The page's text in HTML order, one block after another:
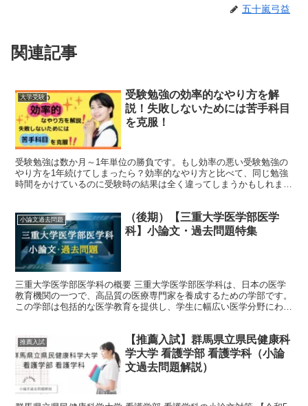
五十嵐弓益
関連記事
大学受験
受験勉強の効率的なやり方を解
説！失敗しないためには苦手科目
を克服！
受験勉強は数か月～1年単位の勝負です。もし効率の悪い受験勉強の
やり方を1年続けてしまったら？効率的なやり方と比べて、同じ勉強
時間をかけているのに受験時の結果は全く違ってしまうかもしれませ
小論文過去問題
（後期）【三重大学医学部医学
科】小論文・過去問題特集
三重大学医学部医学科の概要 三重大学医学部医学科は、日本の医学
教育機関の一つで、高品質の医療専門家を養成するための学部です。
この学部は包括的な医学教育を提供し、学生に幅広い医学分野にわた
推薦入試
【推薦入試】群馬県立県民健康科
学大学 看護学部 看護学科（小論
文過去問題解説）